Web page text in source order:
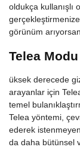
oldukça kullanışlı
görünüm
Telea Modu
üksek derecede
arayanlar için
temel
Telea yöntemi,
ederek
da daha bütünsel